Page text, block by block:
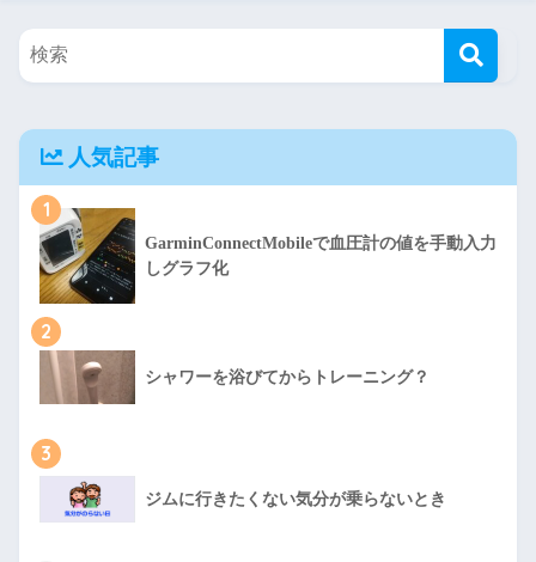
人気記事
1
GarminConnectMobileで血圧計の値を手動入力
しグラフ化
2
シャワーを浴びてからトレーニング？
3
ジムに行きたくない気分が乗らないとき